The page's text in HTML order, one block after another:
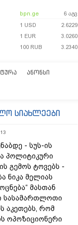
bpn.ge 6 აგვ
1 USD
2.6229
1 EUR
3.0260
100 RUB
3.2340
ᲐᲜᲝᲜᲡᲘ
სიახლეები
- სუს-ის
პოლიტიკური
გემოს ტოვებს -
ნიკა მელიას
მასთან
სასამართლოთი
აკეთებს, რომ
ოპოზიციონერი